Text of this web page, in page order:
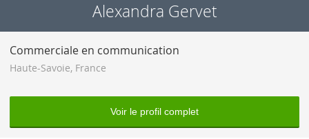
Alexandra Gervet
Commerciale en communication
Haute-Savoie, France
Voir le profil complet